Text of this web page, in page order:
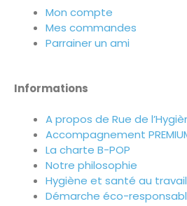
Mon compte
Mes commandes
Parrainer un ami
Informations
A propos de Rue de
Accompagnement
La charte B-POP
Notre philosophie
Hygiène et santé au travail
Démarche éco-